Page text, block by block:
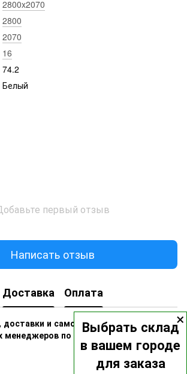
×
Выбрать склад
в вашем городе
для заказа
2800x2070
2800
2070
16
74.2
Белый
первый отзыв
Написать отзыв
Доставка Оплата
доставки и самовывоза вы можете
менеджеров по номерам: